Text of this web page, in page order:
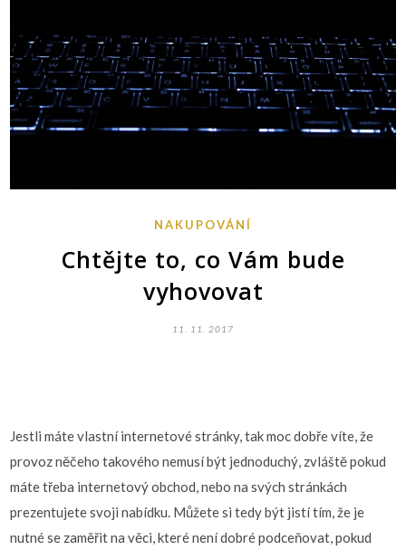
NAKUPOVÁNÍ
Chtějte to, co Vám bude
vyhovovat
11. 11. 2017
Jestli máte vlastní internetové stránky, tak moc dobře víte, že
provoz něčeho takového nemusí být jednoduchý, zvláště pokud
máte třeba internetový obchod, nebo na svých stránkách
prezentujete svoji nabídku. Můžete si tedy být jistí tím, že je
nutné se zaměřit na věci, které není dobré podceňovat, pokud